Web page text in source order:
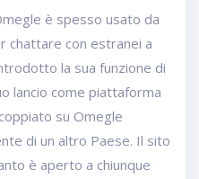
è spesso usato da
chattare con estranei a
la sua funzione di
lancio come piattaforma
su Omegle
di un altro Paese. Il sito
è aperto a chiunque